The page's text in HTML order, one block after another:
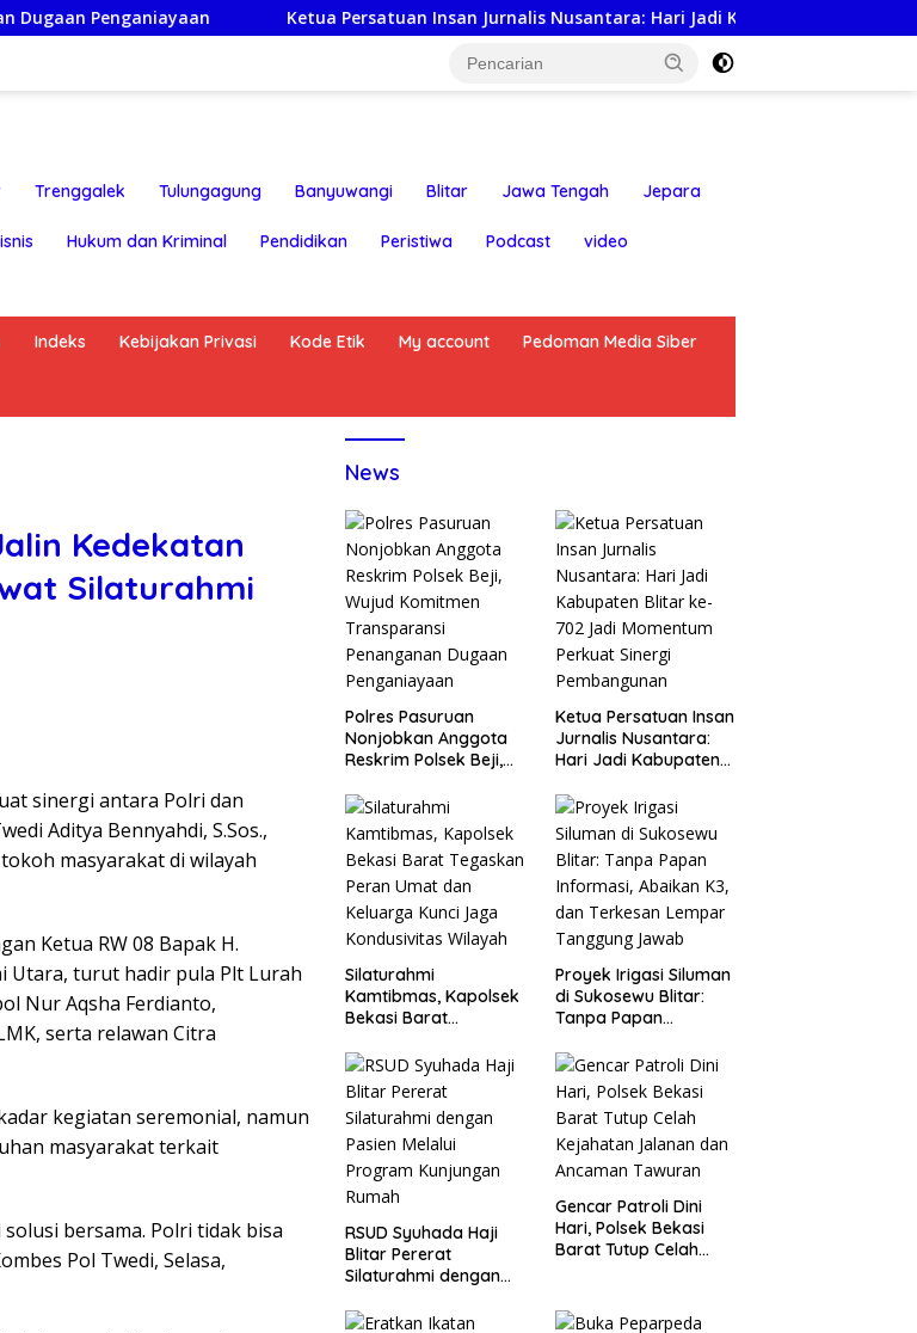
Ketua Persatuan Insan Jurnalis Nusantara: Hari Jadi Kabupaten Blitar ke-702 Jadi
Trenggalek Tulungagung Banyuwangi Blitar Jawa Tengah Jepara
Hukum dan Kriminal Pendidikan Peristiwa Podcast video
Indeks Kebijakan Privasi Kode Etik My account Pedoman Media Siber
Kedekatan
Silaturahmi
sinergi antara Polri dan
Aditya Bennyahdi, S.Sos.,
masyarakat di wilayah
Ketua RW 08 Bapak H.
Utara, turut hadir pula Plt Lurah
Nur Aqsha Ferdianto,
serta relawan Citra
kegiatan seremonial, namun
masyarakat terkait
bersama. Polri tidak bisa
Pol Twedi, Selasa,
News
Polres Pasuruan
Nonjobkan Anggota
Reskrim Polsek Beji,
Transparansi
Penanganan Dugaan
Penganiayaan
Ketua Persatuan Insan
Jurnalis Nusantara:
Hari Jadi Kabupaten
Momentum Perkuat
Sinergi Pembangunan
Silaturahmi
Kamtibmas, Kapolsek
Bekasi Barat
dan Keluarga Kunci
Jaga Kondusivitas
Wilayah
Proyek Irigasi Siluman
di Sukosewu Blitar:
Tanpa Papan
dan Terkesan Lempar
Tanggung Jawab
RSUD Syuhada Haji
Blitar Pererat
Silaturahmi dengan
Program Kunjungan
Gencar Patroli Dini
Hari, Polsek Bekasi
Barat Tutup Celah
Tawuran